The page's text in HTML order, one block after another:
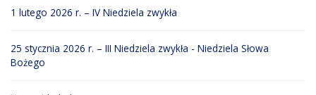
1 lutego 2026 r. – IV Niedziela zwykła
25 stycznia 2026 r. – III Niedziela zwykła - Niedziela Słowa
Bożego